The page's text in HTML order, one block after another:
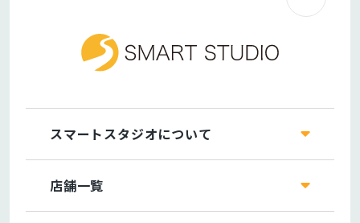
スマートスタジオについて
店舗一覧